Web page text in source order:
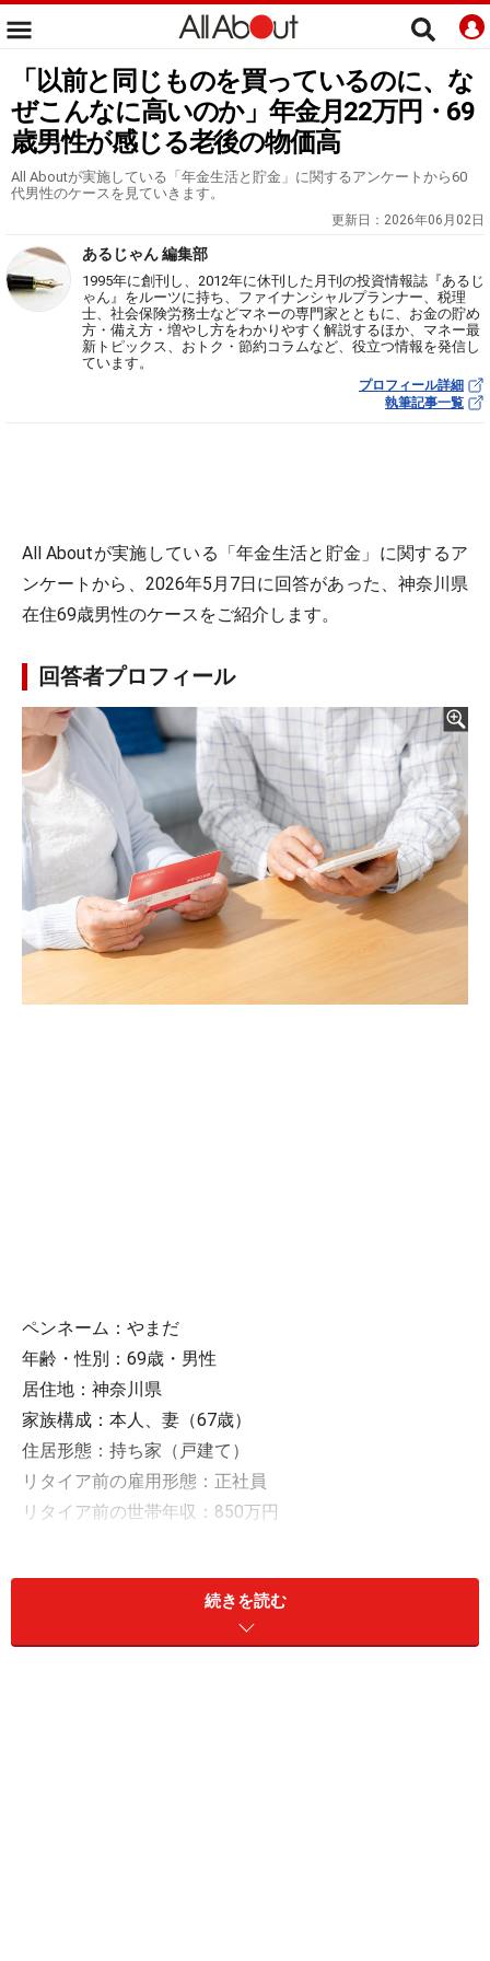
「以前と同じものを買っているのに、な
ぜこんなに高いのか」年金月22万円・69
歳男性が感じる老後の物価高
All Aboutが実施している「年金生活と貯金」に関するアンケートから60
代男性のケースを見ていきます。
更新日： 2026年06月02日
あるじゃん 編集部
1995年に創刊し、2012年に休刊した月刊の投資情報誌『あるじ
ゃん』をルーツに持ち、ファイナンシャルプランナー、税理
士、社会保険労務士などマネーの専門家とともに、お金の貯め
方・備え方・増やし方をわかりやすく解説するほか、マネー最
新トピックス、おトク・節約コラムなど、役立つ情報を発信し
ています。
プロフィール詳細
執筆記事一覧
All Aboutが実施している「年金生活と貯金」に関するア
ンケートから、2026年5月7日に回答があった、神奈川県
在住69歳男性のケースをご紹介します。
回答者プロフィール
ペンネーム：やまだ
年齢・性別：69歳・男性
居住地：神奈川県
家族構成：本人、妻（67歳）
住居形態：持ち家（戸建て）
リタイア前の雇用形態：正社員
リタイア前の世帯年収：850万円
リスク資産：800万円
「医療費や冠婚葬祭が重なった月は、3万～
続きを読む